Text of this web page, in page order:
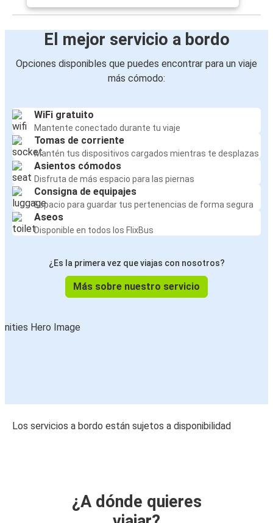
El mejor servicio a bordo
Opciones disponibles que puedes encontrar para un viaje
más cómodo:
WiFi gratuito
Mantente conectado durante tu viaje
Tomas de corriente
Mantén tus dispositivos cargados mientras te desplazas
Asientos cómodos
Disfruta de más espacio para las piernas
Consigna de equipajes
Espacio para guardar tus pertenencias de forma segura
Aseos
Disponible en todos los FlixBus
¿Es la primera vez que viajas con nosotros?
Más sobre nuestro servicio
Los servicios a bordo están sujetos a disponibilidad
¿A dónde quieres